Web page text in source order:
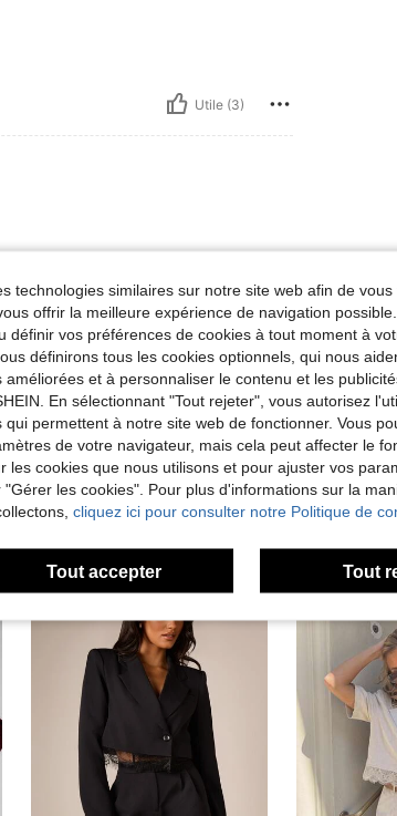
Utile (3)
Utile (2)
technologies similaires sur notre site web afin de
offrir la meilleure expérience de navigation
définir vos préférences de cookies à tout moment à
définirons tous les cookies optionnels, qui nous
et à personnaliser le contenu et les
En sélectionnant "Tout rejeter", vous autorisez
permettent à notre site web de fonctionner. Vous
de votre navigateur, mais cela peut affecter le
les cookies que nous utilisons et pour ajuster vos
les cookies". Pour plus d'informations sur la
cliquez ici pour consulter notre Politique de
Tout accepter Tout